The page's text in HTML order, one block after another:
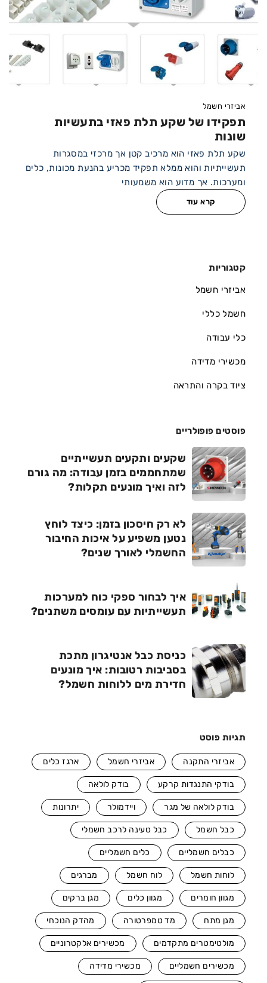
אביזרי חשמל
תפקידו של שקע תלת פאזי בתעשיות
שונות
שקע תלת פאזי הוא מרכיב קטן אך מרכזי במסגרות
תעשייתיות והוא ממלא תפקיד מכריע בהנעת מכונות, כלים
ומערכות. אך מדוע הוא משמעותי
קרא עוד
קטגוריות
אביזרי חשמל
חשמל כללי
כלי עבודה
מכשירי מדידה
ציוד בקרה והתראה
פוסטים פופולריים
שקעים ותקעים תעשייתיים
שמתחממים בזמן עבודה: מה גורם
לזה ואיך מונעים תקלות?
לא רק חיסכון בזמן: כיצד לוחץ
נטען משפיע על איכות החיבור
החשמלי לאורך שנים?
איך לבחור ספקי כוח למערכות
תעשייתיות עם עומסים משתנים?
כניסת כבל אנטיגרון מתכת
בסביבות רטובות: איך מונעים
חדירת מים ללוחות חשמל?
תגיות פוסט
אביזרי התקנה אביזרי חשמל ארגז כלים
בודקי התנגדות קרקע בודק לולאה
בודק לולאה של מגר ויידמולר יתרונות
כבל חשמל כבל טעינה לרכב חשמלי
כבלים חשמליים כלים חשמליים
לוחות חשמל לוח חשמל מברגים
מגוון חומרים מגוון כלים מגן ברקים
מגן מתח מד טמפרטורה מהדק הנוכחי
מולטימטרים מתקדמים מכשירים אלקטרוניים
מכשירים חשמליים מכשירי מדידה